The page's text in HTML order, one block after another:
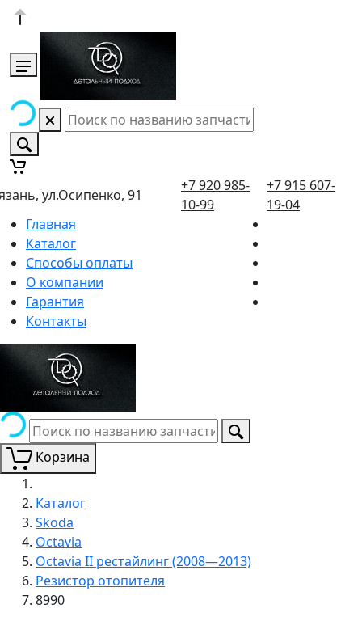
ул.Осипенко, 91
+7 920 985-
10-99
+7 915 607-
19-04
Главная
Каталог
Способы оплаты
О компании
Гарантия
Контакты
Корзина
Каталог
Skoda
Octavia
Octavia II рестайлинг (2008—2013)
Резистор отопителя
8990